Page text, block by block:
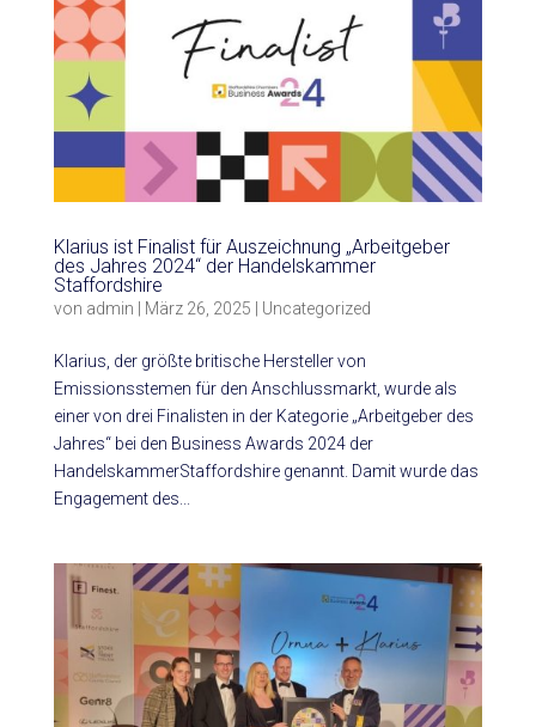
Klarius ist Finalist für Auszeichnung „Arbeitgeber
des Jahres 2024“ der Handelskammer
Staffordshire
von admin März 26, 2025 Uncategorized
Klarius, der größte britische Hersteller von
Emissionsstemen für den Anschlussmarkt, wurde als
einer von drei Finalisten in der Kategorie „Arbeitgeber des
Jahres“ bei den Business Awards 2024 der
HandelskammerStaffordshire genannt. Damit wurde das
Engagement des...